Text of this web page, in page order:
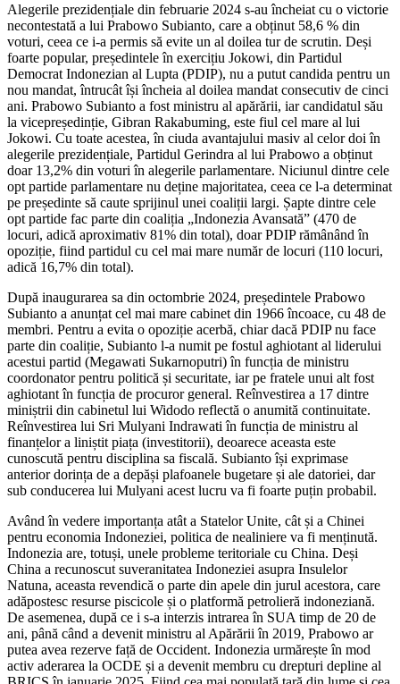
Alegerile prezidențiale din februarie 2024 s-au încheiat cu o victorie
necontestată a lui Prabowo Subianto, care a obținut 58,6 % din
voturi, ceea ce i-a permis să evite un al doilea tur de scrutin. Deși
foarte popular, președintele în exercițiu Jokowi, din Partidul
Democrat Indonezian al Lupta (PDIP), nu a putut candida pentru un
nou mandat, întrucât își încheia al doilea mandat consecutiv de cinci
ani. Prabowo Subianto a fost ministru al apărării, iar candidatul său
la vicepreședinție, Gibran Rakabuming, este fiul cel mare al lui
Jokowi. Cu toate acestea, în ciuda avantajului masiv al celor doi în
alegerile prezidențiale, Partidul Gerindra al lui Prabowo a obținut
doar 13,2% din voturi în alegerile parlamentare. Niciunul dintre cele
opt partide parlamentare nu deține majoritatea, ceea ce l-a determinat
pe președinte să caute sprijinul unei coaliții largi. Șapte dintre cele
opt partide fac parte din coaliția „Indonezia Avansată” (470 de
locuri, adică aproximativ 81% din total), doar PDIP rămânând în
opoziție, fiind partidul cu cel mai mare număr de locuri (110 locuri,
adică 16,7% din total).
După inaugurarea sa din octombrie 2024, președintele Prabowo
Subianto a anunțat cel mai mare cabinet din 1966 încoace, cu 48 de
membri. Pentru a evita o opoziție acerbă, chiar dacă PDIP nu face
parte din coaliție, Subianto l-a numit pe fostul aghiotant al liderului
acestui partid (Megawati Sukarnoputri) în funcția de ministru
coordonator pentru politică și securitate, iar pe fratele unui alt fost
aghiotant în funcția de procuror general. Reînvestirea a 17 dintre
miniștrii din cabinetul lui Widodo reflectă o anumită continuitate.
Reînvestirea lui Sri Mulyani Indrawati în funcția de ministru al
finanțelor a liniștit piața (investitorii), deoarece aceasta este
cunoscută pentru disciplina sa fiscală. Subianto își exprimase
anterior dorința de a depăși plafoanele bugetare și ale datoriei, dar
sub conducerea lui Mulyani acest lucru va fi foarte puțin probabil.
Având în vedere importanța atât a Statelor Unite, cât și a Chinei
pentru economia Indoneziei, politica de nealiniere va fi menținută.
Indonezia are, totuși, unele probleme teritoriale cu China. Deși
China a recunoscut suveranitatea Indoneziei asupra Insulelor
Natuna, aceasta revendică o parte din apele din jurul acestora, care
adăpostesc resurse piscicole și o platformă petrolieră indoneziană.
De asemenea, după ce i s-a interzis intrarea în SUA timp de 20 de
ani, până când a devenit ministru al Apărării în 2019, Prabowo ar
putea avea rezerve față de Occident. Indonezia urmărește în mod
activ aderarea la OCDE și a devenit membru cu drepturi depline al